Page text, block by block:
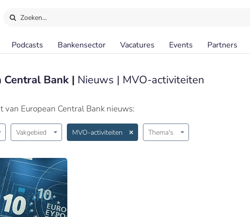
Zoeken…
Podcasts Bankensector Vacatures Events Partners
Central Bank | Nieuws | MVO-activiteiten
van European Central Bank nieuws:
Vakgebied MVO-activiteiten Thema's